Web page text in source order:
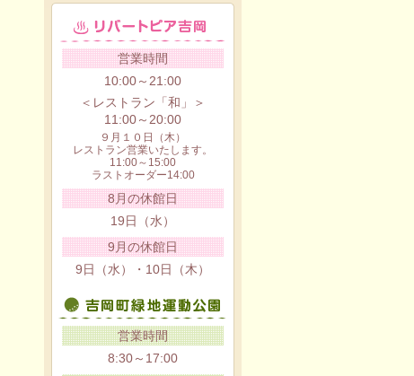
営業時間
10:00～21:00
＜レストラン「和」＞
11:00～20:00
９月１０日（木）
レストラン営業いたします。
11:00～15:00
ラストオーダー14:00
8月の休館日
19日（水）
9月の休館日
9日（水）・10日（木）
営業時間
8:30～17:00